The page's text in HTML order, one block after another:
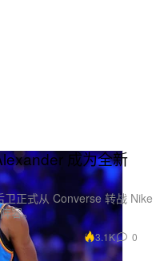
成为全新
正式从 Converse 转战 Nike
容。
3.1K 0